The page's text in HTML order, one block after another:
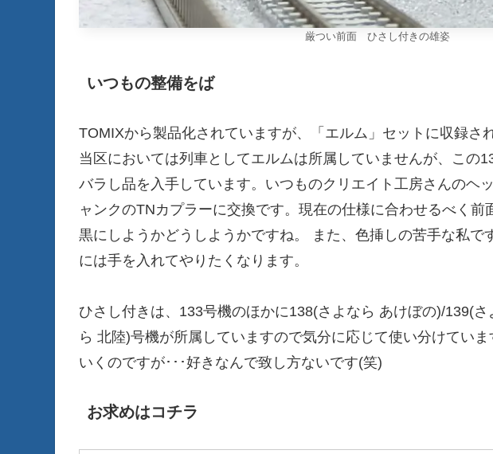
厳つい前面 ひさし付きの雄姿
いつもの整備をば
TOMIXから製品化されていますが、「エルム」セットに収録さ
当区においては列車としてエルムは所属していませんが、この
バラし品を入手しています。いつものクリエイト工房さんのヘ
ャンクのTNカプラーに交換です。現在の仕様に合わせるべく前
黒にしようかどうしようかですね。 また、色挿しの苦手な私で
には手を入れてやりたくなります。
ひさし付きは、133号機のほかに138(さよなら あけぼの)/139(
ら 北陸)号機が所属していますので気分に応じて使い分けてい
いくのですが･･･好きなんで致し方ないです(笑)
お求めはコチラ